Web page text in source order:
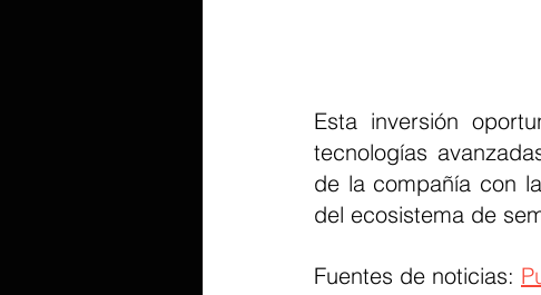
Esta inversión
tecnologías
de la compañía con
del ecosistema de
Fuentes de noticias: